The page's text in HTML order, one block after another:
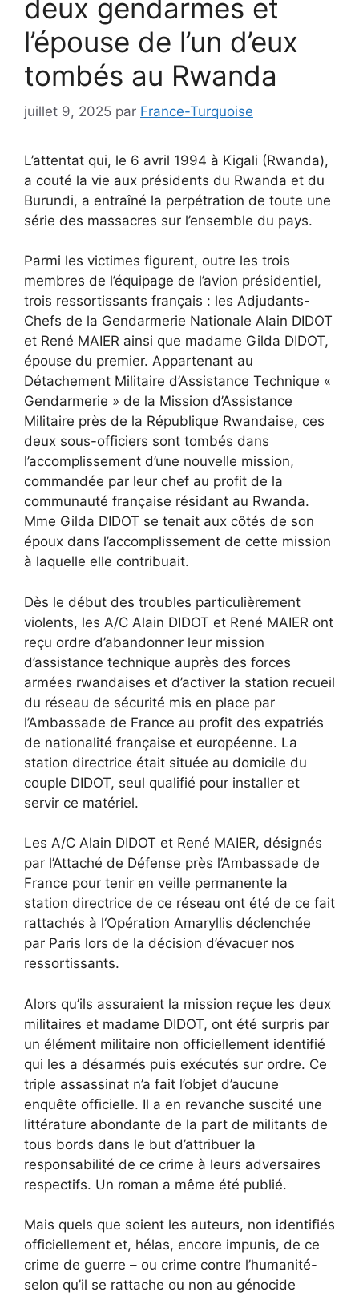
deux gendarmes et
l’épouse de l’un d’eux
tombés au Rwanda
juillet 9, 2025 par France-Turquoise
L’attentat qui, le 6 avril 1994 à Kigali (Rwanda),
a couté la vie aux présidents du Rwanda et du
Burundi, a entraîné la perpétration de toute une
série des massacres sur l’ensemble du pays.
Parmi les victimes figurent, outre les trois
membres de l’équipage de l’avion présidentiel,
trois ressortissants français : les Adjudants-
Chefs de la Gendarmerie Nationale Alain DIDOT
et René MAIER ainsi que madame Gilda DIDOT,
épouse du premier. Appartenant au
Détachement Militaire d’Assistance Technique «
Gendarmerie » de la Mission d’Assistance
Militaire près de la République Rwandaise, ces
deux sous-officiers sont tombés dans
l’accomplissement d’une nouvelle mission,
commandée par leur chef au profit de la
communauté française résidant au Rwanda.
Mme Gilda DIDOT se tenait aux côtés de son
époux dans l’accomplissement de cette mission
à laquelle elle contribuait.
Dès le début des troubles particulièrement
violents, les A/C Alain DIDOT et René MAIER ont
reçu ordre d’abandonner leur mission
d’assistance technique auprès des forces
armées rwandaises et d’activer la station recueil
du réseau de sécurité mis en place par
l’Ambassade de France au profit des expatriés
de nationalité française et européenne. La
station directrice était située au domicile du
couple DIDOT, seul qualifié pour installer et
servir ce matériel.
Les A/C Alain DIDOT et René MAIER, désignés
par l’Attaché de Défense près l’Ambassade de
France pour tenir en veille permanente la
station directrice de ce réseau ont été de ce fait
rattachés à l‘Opération Amaryllis déclenchée
par Paris lors de la décision d’évacuer nos
ressortissants.
Alors qu’ils assuraient la mission reçue les deux
militaires et madame DIDOT, ont été surpris par
un élément militaire non officiellement identifié
qui les a désarmés puis exécutés sur ordre. Ce
triple assassinat n’a fait l’objet d’aucune
enquête officielle. Il a en revanche suscité une
littérature abondante de la part de militants de
tous bords dans le but d’attribuer la
responsabilité de ce crime à leurs adversaires
respectifs. Un roman a même été publié.
Mais quels que soient les auteurs, non identifiés
officiellement et, hélas, encore impunis, de ce
crime de guerre – ou crime contre l’humanité-
selon qu’il se rattache ou non au génocide